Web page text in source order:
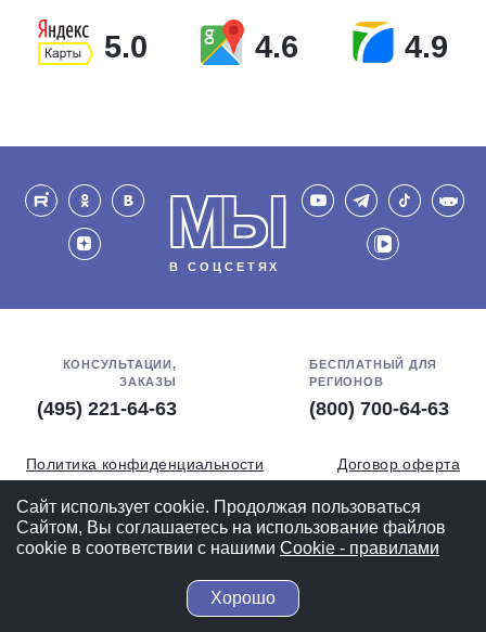
5.0 4.6 4.9
МЫ
В СОЦСЕТЯХ
КОНСУЛЬТАЦИИ,
ЗАКАЗЫ
(495) 221-64-63
БЕСПЛАТНЫЙ ДЛЯ
РЕГИОНОВ
(800) 700-64-63
Политика конфиденциальности
Договор оферта
Обработка персональных данных
СОУТ
Полная версия
© 2004-2026 ВелоСклад.ру - более 20 лет радуем Вас!
Сайт использует cookie. Продолжая пользоваться
Сайтом, Вы соглашаетесь на использование файлов
cookie в соответствии с нашими Cookiе - правилами
Хорошо